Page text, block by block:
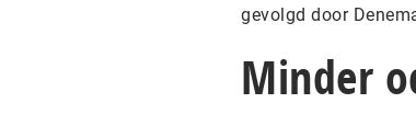
gevolgd door
Minder